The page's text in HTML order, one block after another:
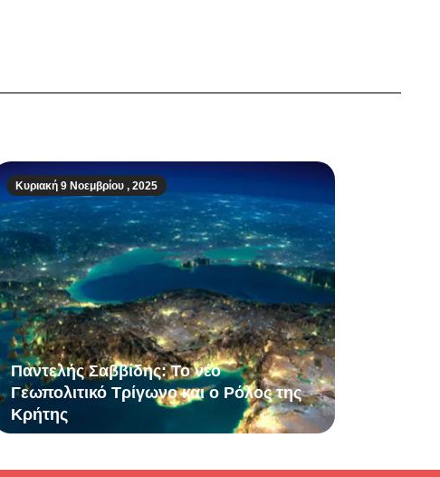
Κυριακή 9 Νοεμβρίου , 2025
Παντελής Σαββίδης: Το νέο
Γεωπολιτικό Τρίγωνο και ο Ρόλος της
Κρήτης